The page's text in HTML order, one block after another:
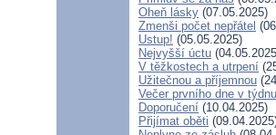
Oheň lásky (07.05.2025)
Zmenši počet nepřátel
Ustup! (05.05.2025)
Nejvyšší úctu
V těžkostech a utrpení
Užitečnou a příjemnou
Večer prvního dne v týdnu
Doporučení (10.04.2025)
Přijímat oběti